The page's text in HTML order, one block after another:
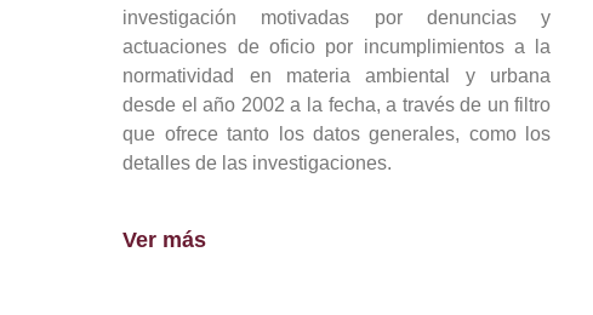
investigación motivadas por denuncias y
actuaciones de oficio por incumplimientos a la
normatividad en materia ambiental y urbana
desde el año 2002 a la fecha, a través de un filtro
que ofrece tanto los datos generales, como los
detalles de las investigaciones.
Ver más